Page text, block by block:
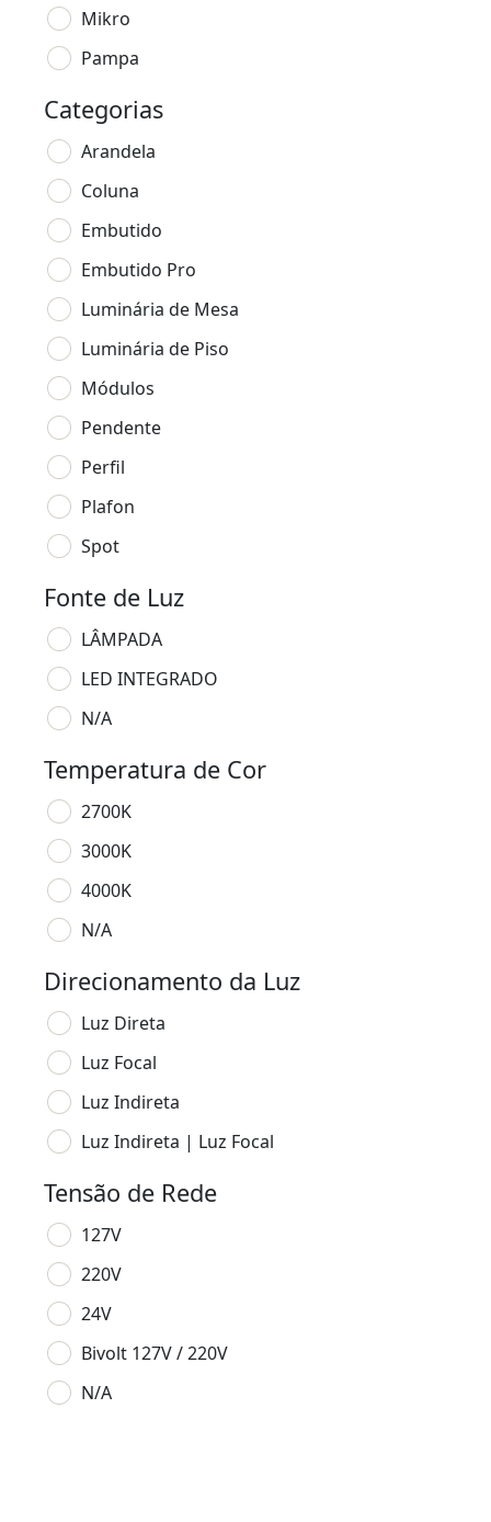
Mikro
Pampa
Categorias
Arandela
Coluna
Embutido
Embutido Pro
Luminária de Mesa
Luminária de Piso
Módulos
Pendente
Perfil
Plafon
Spot
Fonte de Luz
LÂMPADA
LED INTEGRADO
N/A
Temperatura de Cor
2700K
3000K
4000K
N/A
Direcionamento da Luz
Luz Direta
Luz Focal
Luz Indireta
Luz Indireta | Luz Focal
Tensão de Rede
127V
220V
24V
Bivolt 127V / 220V
N/A